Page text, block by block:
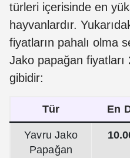
türleri içerisinde en
hayvanlardır.
fiyatların pahalı olma
Jako papağan fiyatları
gibidir:
Tür En
Yavru Jako
Papağan